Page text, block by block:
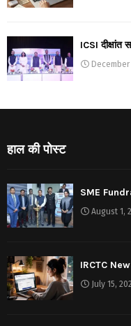
ICSI दीक्षांत
December
हाल की पोस्ट
SME
August 1,
IRCTC
July 15,